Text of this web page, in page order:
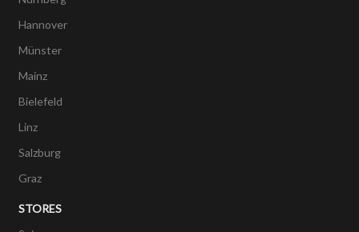
Hannover
Münster
Mainz
Bielefeld
Linz
Salzburg
Graz
STORES